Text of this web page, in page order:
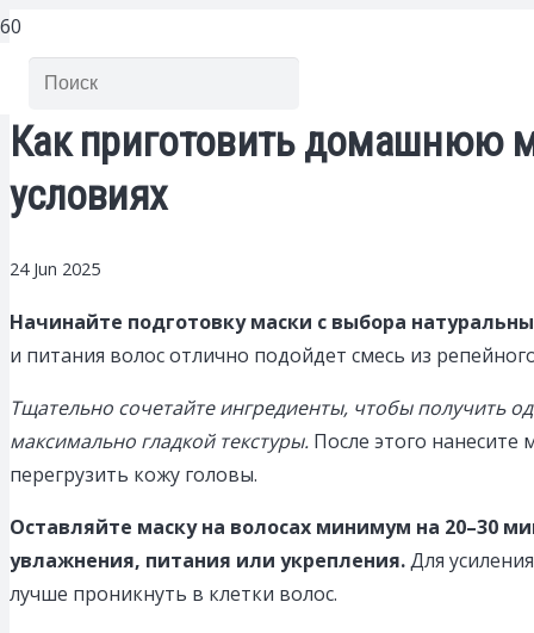
Как приготовить домашнюю
условиях
24 Jun 2025
Начинайте подготовку маски с выбора
и питания волос отлично подойдет смесь из
Тщательно сочетайте ингредиенты, чтобы получить
максимально гладкой текстуры. После этого нанесите
перегрузить кожу головы.
Оставляйте маску на волосах минимум на 20–30
увлажнения, питания или укрепления.Для
лучше проникнуть в клетки волос.